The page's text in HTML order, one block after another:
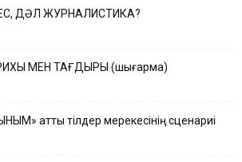
ДӘЛ ЖУРНАЛИСТИКА?
МЕН ТАҒДЫРЫ (шығарма)
атты тілдер мерекесінің сценариі